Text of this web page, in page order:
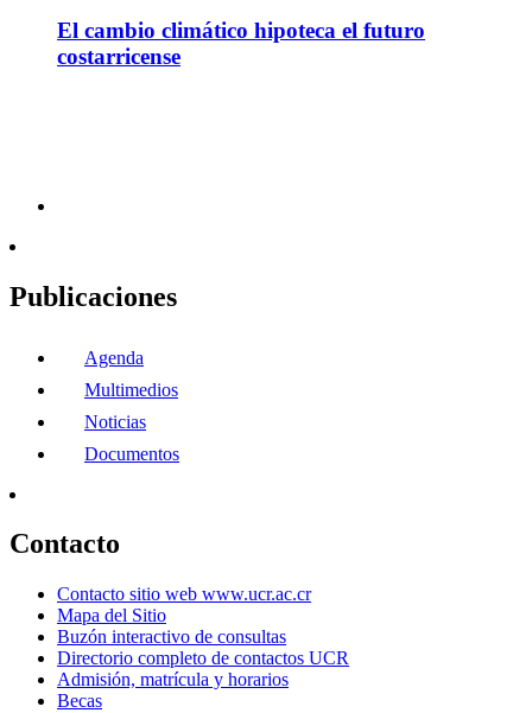
El cambio climático hipoteca el futuro
costarricense
Publicaciones
Agenda
Multimedios
Noticias
Documentos
Contacto
Contacto sitio web www.ucr.ac.cr
Mapa del Sitio
Buzón interactivo de consultas
Directorio completo de contactos UCR
Admisión, matrícula y horarios
Becas